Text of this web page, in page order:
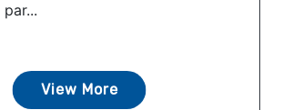
View More